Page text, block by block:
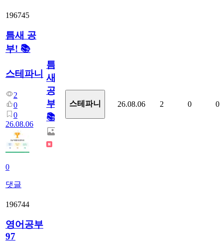
196745
틈새 공
부! 📚
스테파니
2
0
0
26.08.06
0
댓글
틈
새
공
부!
📚
스테파니 26.08.06 2 0 0
196744
영어공부
97